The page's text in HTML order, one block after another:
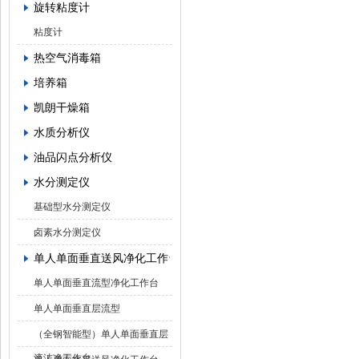
旋转粘度计
粘度计
热空气消毒箱
培养箱
凯朗干燥箱
水质分析仪
油品闪点分析仪
水分测定仪
基础型水分测定仪
卤素水分测定仪
单人单面垂直送风净化工作台
单人单面垂直流型净化工作台
单人单面垂直层流型
（全钢智能型）单人单面垂直层